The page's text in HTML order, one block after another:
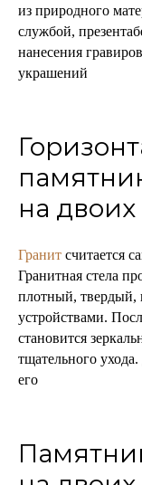
из природного
службой,
нанесения
украшений
на двоих
Гранит считается
Гранитная стела
плотный, твердый,
устройствами.
становится
тщательного
его